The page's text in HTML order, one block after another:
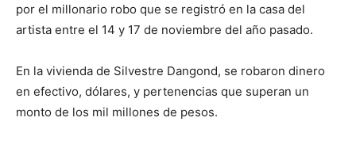
por el millonario robo que se registró en la casa del
artista entre el 14 y 17 de noviembre del año pasado.
En la vivienda de Silvestre Dangond, se robaron dinero
en efectivo, dólares, y pertenencias que superan un
monto de los mil millones de pesos.